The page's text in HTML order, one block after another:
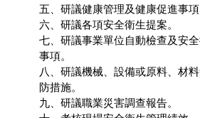
五、研議健康管理及健康促進事項
六、研議各項安全衛生提案。
七、研議事業單位自動檢查及安
事項。
八、研議機械、設備或原料、材
防措施。
九、研議職業災害調查報告。